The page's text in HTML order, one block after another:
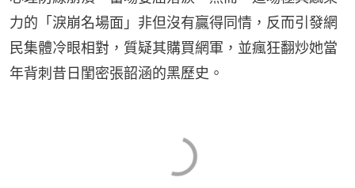
力的「淚崩名場面」非但沒有贏得同情，反而引發網
民集體冷眼相對，質疑其購買網軍，並瘋狂翻炒她當
年背刺昔日閨密張韶涵的黑歷史。